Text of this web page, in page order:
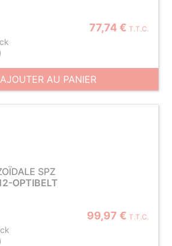
77,74 € T.T.C.
)
AJOUTER AU PANIER
SPZ
OPTIBELT
99,97 € T.T.C.
)